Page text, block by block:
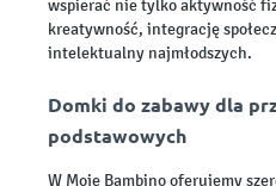
wspierać nie tylko aktywność
kreatywność, integrację
intelektualny najmłodszych.
Domki do zabawy dla
podstawowych
W Moje Bambino oferujemy